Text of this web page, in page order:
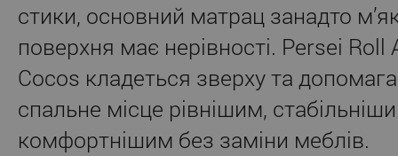
стики, основний матрац занадто
поверхня має нерівності. Persei Roll
Cocos кладеться зверху та
спальне місце рівнішим,
комфортнішим без заміни меблів.